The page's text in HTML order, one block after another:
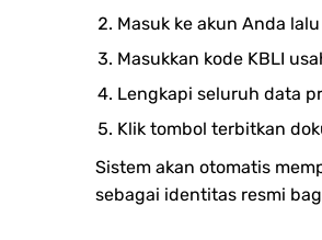
Masuk ke akun Anda
Masukkan kode KBLI
Lengkapi seluruh data
Klik tombol terbitkan
Sistem akan otomatis
sebagai identitas resmi